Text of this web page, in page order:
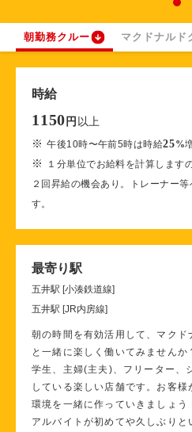
朝勤務クルー マクドナルド
時給
1150 円 以上
※午後10時〜午前5時は時給25%
※
１分単位でお給料を計算します
２回昇給の機会あり。トレーナー
す。
最寄り駅
五井駅 [小湊鉄道線]
五井駅 [JR内房線]
朝の時間を有効活用して、マクド
と一緒に楽しく働いてみませんか
学生、主婦(主夫)、フリーター、
している楽しい店舗です。お客
環境を一緒に作っていきましょう
アルバイトが初めてや久しぶりと